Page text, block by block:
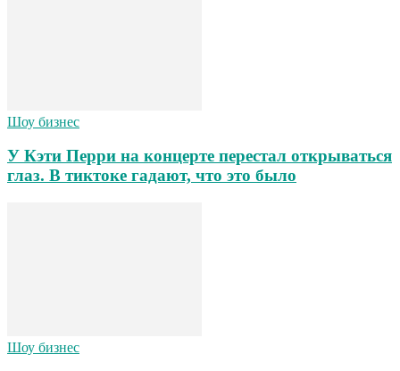
Шоу бизнес
У Кэти Перри на концерте перестал открываться
глаз. В тиктоке гадают, что это было
Шоу бизнес